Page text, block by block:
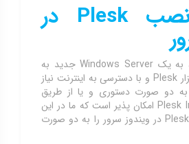
Plesk در
برای نصب Plesk ، به یک Windows Server جدید به
همراه نیازهای نرم افزار Plesk و با دسترسی به اینترنت نیاز
دو صورت دستوری و یا از طریق
مرورگر Plesk Installer GUI امکان پذیر است که ما در این
مقاله آموزش نصب Plesk در ویندوز سرور را به دو صورت